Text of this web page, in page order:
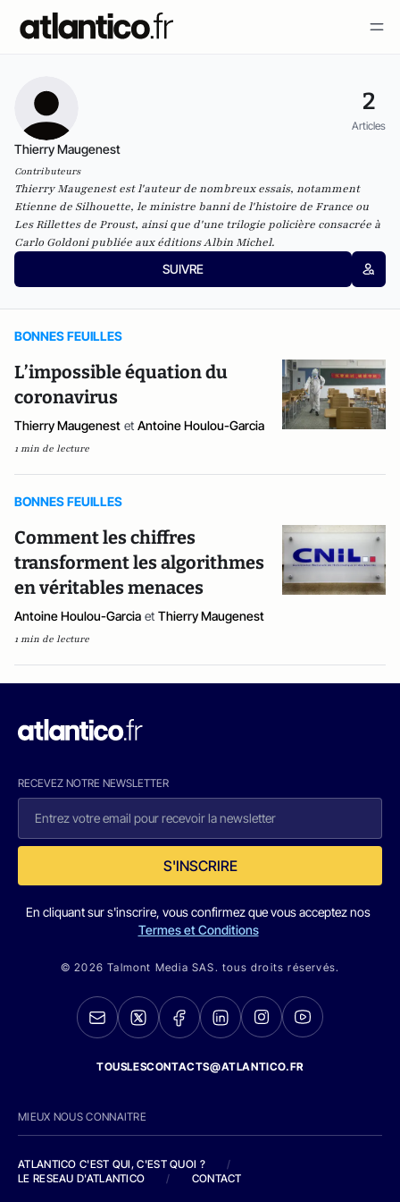
2
Articles
Thierry Maugenest
Contributeurs
Thierry Maugenest est l'auteur de nombreux essais, notamment
Etienne de Silhouette, le ministre banni de l'histoire de France ou
Les Rillettes de Proust, ainsi que d'une trilogie policière consacrée à
Carlo Goldoni publiée aux éditions Albin Michel.
SUIVRE
BONNES FEUILLES
L’impossible équation du
coronavirus
Thierry Maugenest et Antoine Houlou-Garcia
1 min de lecture
BONNES FEUILLES
Comment les chiffres
transforment les algorithmes
en véritables menaces
Antoine Houlou-Garcia et Thierry Maugenest
1 min de lecture
RECEVEZ NOTRE NEWSLETTER
S'INSCRIRE
En cliquant sur s'inscrire, vous confirmez que vous acceptez nos
Termes et Conditions
© 2026 Talmont Media SAS. tous droits réservés.
TOUSLESCONTACTS@ATLANTICO.FR
MIEUX NOUS CONNAITRE
ATLANTICO C'EST QUI, C'EST QUOI ?
/
LE RESEAU D'ATLANTICO
/ CONTACT